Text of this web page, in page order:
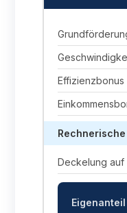
Effizienzbonus
Rechnerische
Deckelung auf
Eigenanteil